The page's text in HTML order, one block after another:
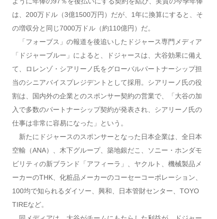
は、200万ドル（3億1500万円）だが、1年に換算にすると、そ
の増収分と同じ7000万ドル（約110億円）だ。
「フォーブス」の報道を後追いしたドジャース専門メディア
「ドジャーブルー」によると、ドジャースは、大谷効果に備え
て、ロレンゾ・シアリーノ氏をグローバルパートナーシップ担
当のシニアバイスプレジデントとして採用。シアリーノ氏の役
割は、国内外の企業とのスポンサー契約の営業で、「大谷の加
入で多数のパートナーシップ契約が発表され、シアリーノ氏の
仕事は非常に容易になった」という。
新たにドジャースのスポンサーとなった日本企業は、全日本
空輸（ANA）、木下グループ、築地銀だこ、ソニー・ホンダモ
ビリティの新ブランド「アフィーラ」、ヤクルト、機械製品メ
ーカーのTHK、化粧品メーカーのコーセーコーポレーション、
100均で知られるダイソー、興和、日本管財センター、TOYO
TIREなど。